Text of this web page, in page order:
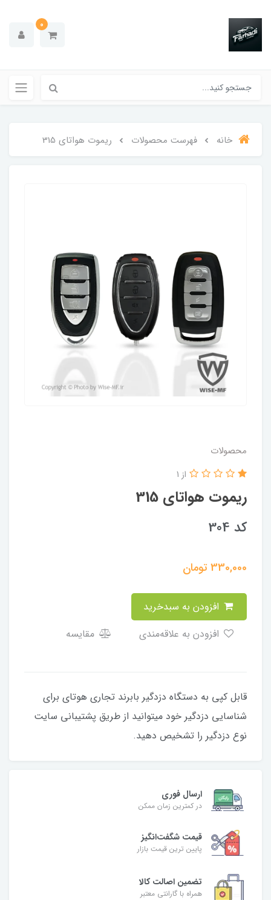
0
خانه فهرست محصولات ریموت هواتای 315
محصولات
ریموت هواتای 315
از 1
کد 304
330,000تومان
مقایسه
قابل کپی به دستگاه دزدگیر بابرند تجاری هوتای برای
شناسایی دزدگیر خود میتوانید از طریق پشتیبانی سایت
نوع دزدگیر را تشخیص دهید.
ارسال فوری
در کمترین زمان ممکن
قیمت شگفت‌انگیز
پایین ترین قیمت بازار
تضمین اصالت کالا
همراه با گارانتی معتبر